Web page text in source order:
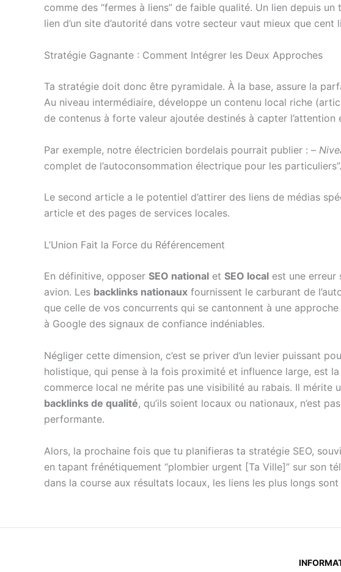
comme des “fermes à liens” de faible qualité. Un lien depuis
lien d’un site d’autorité dans votre secteur vaut mieux que cent
Stratégie Gagnante : Comment Intégrer les Deux Approches
Ta stratégie doit donc être pyramidale. À la base, assure la
Au niveau intermédiaire, développe un contenu local riche
de contenus à forte valeur ajoutée destinés à capter l’attention
Par exemple, notre électricien bordelais pourrait publier : –
complet de l’autoconsommation électrique pour les particuliers”.
Le second article a le potentiel d’attirer des liens de médias
article et des pages de services locales.
L’Union Fait la Force du Référencement
En définitive, opposer SEO national et SEO local est une erreur
avion. Les backlinks nationaux fournissent le carburant de
que celle de vos concurrents qui se cantonnent à une
à Google des signaux de confiance indéniables.
Négliger cette dimension, c’est se priver d’un levier puissant
holistique, qui pense à la fois proximité et influence large, est
commerce local ne mérite pas une visibilité au rabais. Il
backlinks de qualité, qu’ils soient locaux ou nationaux, n’est
performante.
Alors, la prochaine fois que tu planifieras ta stratégie SEO,
en tapant frénétiquement “plombier urgent [Ta Ville]” sur son
dans la course aux résultats locaux, les liens les plus longs